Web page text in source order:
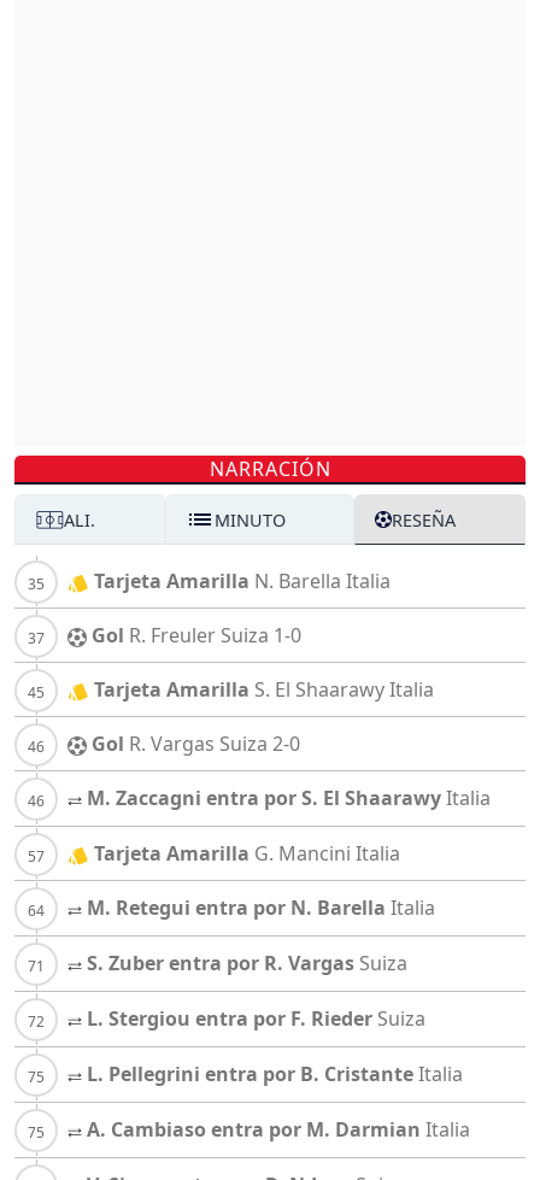
NARRACIÓN
ALI. MINUTO RESEÑA
Tarjeta Amarilla N. Barella Italia
Gol R. Freuler Suiza 1-0
Tarjeta Amarilla S. El ShaarawyItalia
Gol R. Vargas Suiza 2-0
M. Zaccagni entra por S. El ShaarawyItalia
Tarjeta Amarilla G. Mancini Italia
M. Retegui entra por N. Barella Italia
S. Zuber entra por R. Vargas Suiza
L. Stergiou entra por F. Rieder Suiza
L. Pellegrini entra por B. CristanteItalia
A. Cambiaso entra por M. Darmian Italia